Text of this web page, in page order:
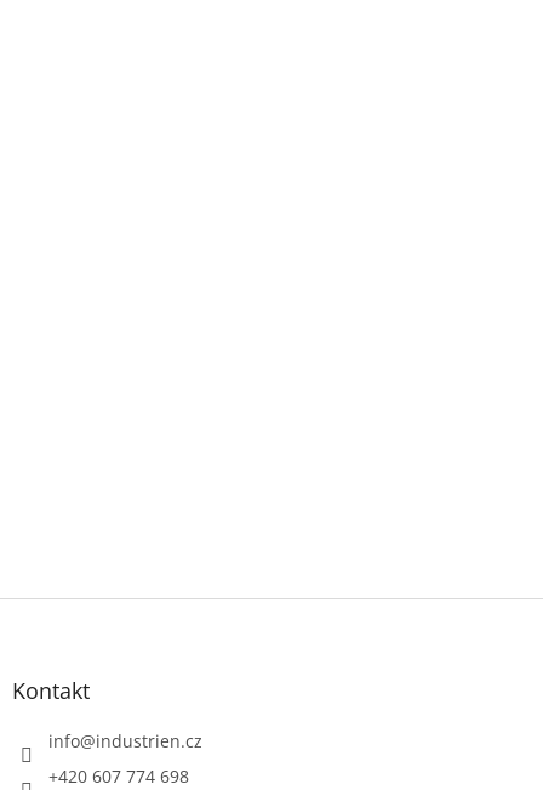
Z
Kontakt
info@industrien.cz
+420 607 774 698